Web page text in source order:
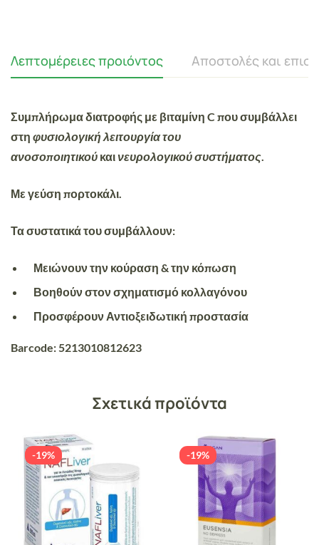
Λεπτομέρειες προιόντος Αποστολές και
Συμπλήρωμα διατροφής με βιταμίνη C που συμβάλλει
στη φυσιολογική λειτουργία του
ανοσοποιητικού και νευρολογικού συστήματος
Με γεύση πορτοκάλι
Τα συστατικά του συμβάλλουν:
Μειώνουν την κούραση & την κόπωση
Βοηθούν στον σχηματισμό κολλαγόνου
Προσφέρουν Αντιοξειδωτική προστασία
Barcode: 5213010812623
Σχετικά προϊόντα
-19% -19%